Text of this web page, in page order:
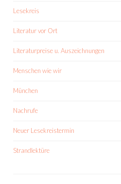
Lesekreis
Literatur vor Ort
Literaturpreise u. Auszeichnungen
Menschen wie wir
München
Nachrufe
Neuer Lesekreistermin
Strandlektüre